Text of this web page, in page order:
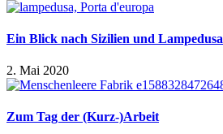
Ein Blick nach Sizilien und Lampedusa
2. Mai 2020
Zum Tag der (Kurz-)Arbeit